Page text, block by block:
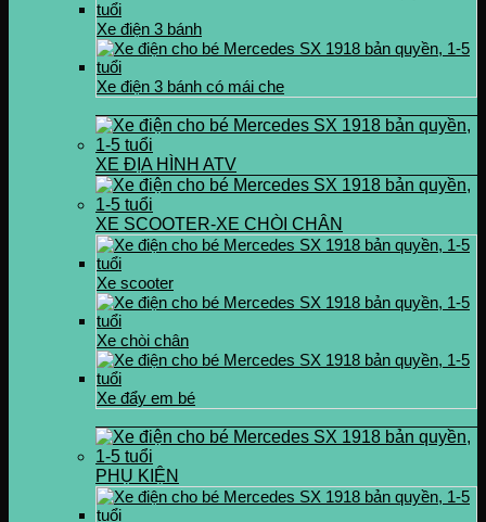
Xe điện 3 bánh
Xe điện 3 bánh có mái che
XE ĐỊA HÌNH ATV
XE SCOOTER-XE CHÒI CHÂN
Xe scooter
Xe chòi chân
Xe đẩy em bé
PHỤ KIỆN